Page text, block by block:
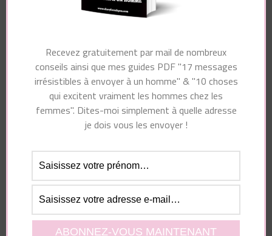
BANDER un Homme
? 6 Astuces Pour Le
METTRE DUR
dire à un homme au
risque de l’éloigner
de vous
Vous pourriez également aimer...
Recevez gratuitement par mail de nombreux
conseils ainsi que mes guides PDF "17 messages
irrésistibles à envoyer à un homme" & "10 choses
qui excitent vraiment les hommes chez les
femmes". Dites-moi simplement à quelle adresse
je dois vous les envoyer !